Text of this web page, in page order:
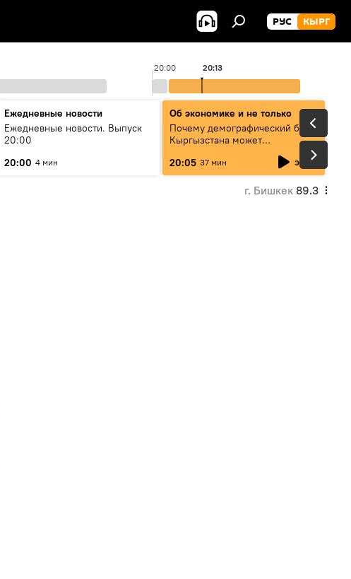
РУС КЫРГ
20:00 20:13
Ежедневные новости
Ежедневные новости. Выпуск
20:00
20:00 4 мин
Об экономике и не только
Почему демографический бум
Кыргызстана может
превратиться в проблему и как
этого избежать
20:05 37 мин эфир
г. Бишкек 89.3